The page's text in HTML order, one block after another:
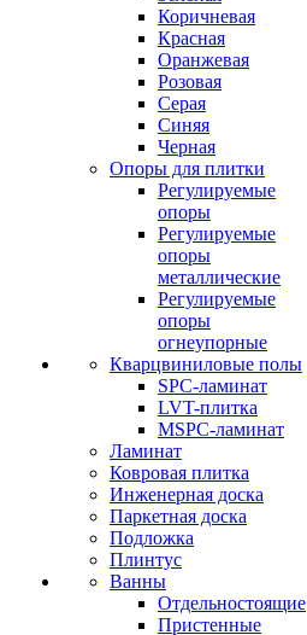
Коричневая
Красная
Оранжевая
Розовая
Серая
Синяя
Черная
Опоры для плитки
Регулируемые
опоры
Регулируемые
опоры
металлические
Регулируемые
опоры
огнеупорные
Кварцвиниловые полы
SPC-ламинат
LVT-плитка
MSPC-ламинат
Ламинат
Ковровая плитка
Инженерная доска
Паркетная доска
Подложка
Плинтус
Ванны
Отдельностоящие
Пристенные